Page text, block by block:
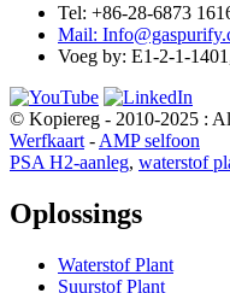
Tel: +86-28-6873
Mail:
Voeg by: E1-2-1-
© Kopiereg - 2010-2025 :
Werfkaart - AMP selfoon
PSA H2-aanleg, waterstof
Oplossings
Waterstof Plant
Suurstof Plant